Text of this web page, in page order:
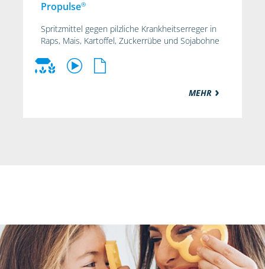
Propulse®
Spritzmittel gegen pilzliche Krankheitserreger in
Raps, Mais, Kartoffel, Zuckerrübe und Sojabohne
MEHR